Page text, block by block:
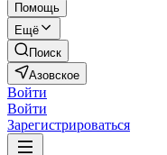
Помощь
Ещё
Поиск
Азовское
Войти
Войти
Зарегистрироваться